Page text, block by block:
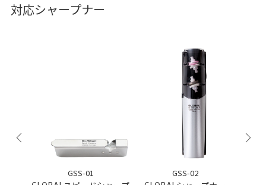
対応シャープナー
GSS-01 GSS-02